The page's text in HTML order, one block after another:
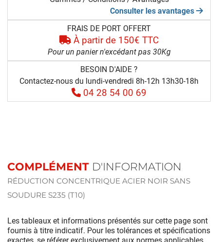
Consulter les avantages
FRAIS DE PORT OFFERT
À partir de 150€ TTC
Pour un panier n'excédant pas 30Kg
BESOIN D'AIDE ?
Contactez-nous du lundi-vendredi 8h-12h 13h30-18h
04 28 54 00 69
COMPLÉMENT D'INFORMATION
RÉDUCTION CONCENTRIQUE ACIER NOIR SANS
SOUDURE S235 (T10)
Les tableaux et informations présentés sur cette page sont
fournis à titre indicatif. Pour les tolérances et spécifications
exactes, se référer exclusivement aux normes applicables